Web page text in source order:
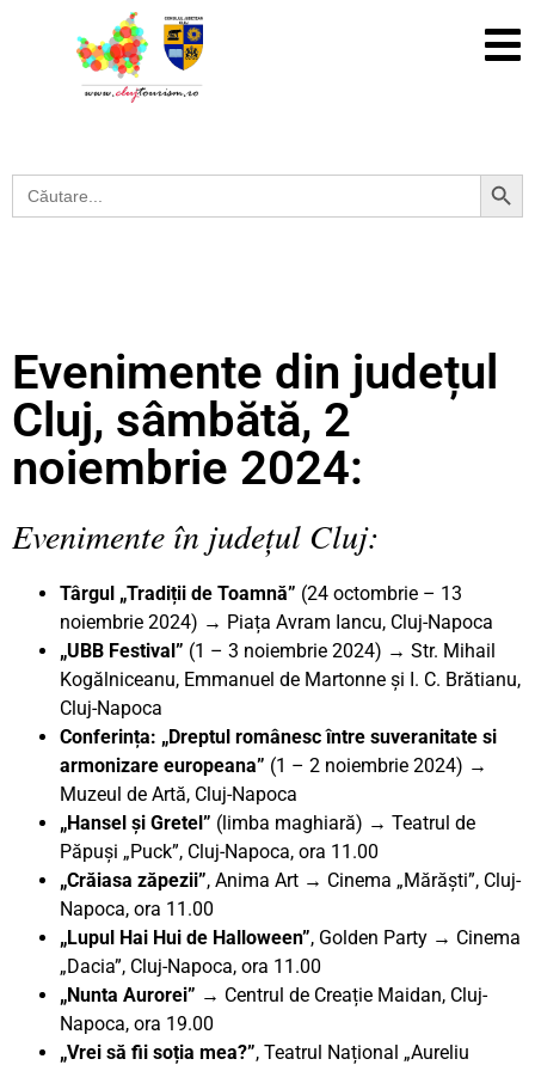
Search
for:
Search Button
Evenimente din județul
Cluj, sâmbătă, 2
noiembrie 2024:
Evenimente în județul Cluj:
Târgul „Tradiții de Toamnă” (24 octombrie – 13
noiembrie 2024) → Piața Avram Iancu, Cluj-Napoca
„UBB Festival” (1 – 3 noiembrie 2024) → Str. Mihail
Kogălniceanu, Emmanuel de Martonne și I. C. Brătianu,
Cluj-Napoca
Conferința: „Dreptul românesc între suveranitate si
armonizare europeana” (1 – 2 noiembrie 2024) →
Muzeul de Artă, Cluj-Napoca
„Hansel și Gretel” (limba maghiară) → Teatrul de
Păpuși „Puck”, Cluj-Napoca, ora 11.00
„Crăiasa zăpezii”, Anima Art → Cinema „Mărăști”, Cluj-
Napoca, ora 11.00
„Lupul Hai Hui de Halloween”, Golden Party → Cinema
„Dacia”, Cluj-Napoca, ora 11.00
„Nunta Aurorei” → Centrul de Creație Maidan, Cluj-
Napoca, ora 19.00
„Vrei să fii soția mea?”, Teatrul Național „Aureliu